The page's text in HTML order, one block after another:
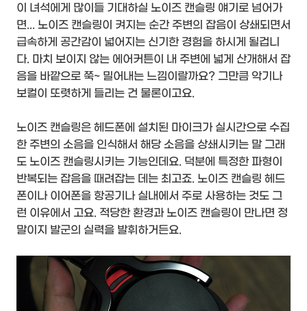
이 녀석에게 많이들 기대하실 노이즈 캔슬링 얘기로 넘어가
면... 노이즈 캔슬링이 켜지는 순간 주변의 잡음이 상쇄되면서
급속하게 공간감이 넓어지는 신기한 경험을 하시게 될겁니
다. 마치 보이지 않는 에어커튼이 내 주변에 넓게 산개해서 잡
음을 바깥으로 쭉~ 밀어내는 느낌이랄까요? 그만큼 악기나
보컬이 또렷하게 들리는 건 물론이고요.
노이즈 캔슬링은 헤드폰에 설치된 마이크가 실시간으로 수집
한 주변의 소음을 인식해서 해당 소음을 상쇄시키는 말 그래
도 노이즈 캔슬링시키는 기능인데요. 덕분에 특정한 파형이
반복되는 잡음을 때려잡는 데는 최고죠. 노이즈 캔슬링 헤드
폰이나 이어폰을 항공기나 실내에서 주로 사용하는 것도 그
런 이유에서 고요. 적당한 환경과 노이즈 캔슬링이 만나면 정
말이지 발군의 실력을 발휘하거든요.